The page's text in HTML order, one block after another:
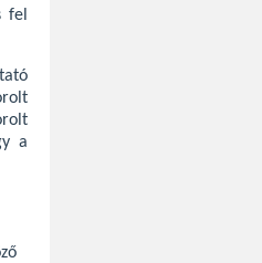
fel
a